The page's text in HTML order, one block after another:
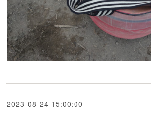
2023-08-24 15:00:00